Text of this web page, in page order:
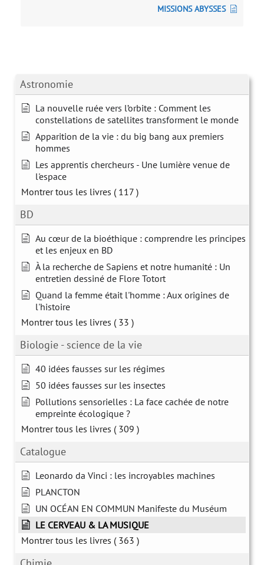
Astronomie
La nouvelle ruée vers l’orbite : Comment les
constellations de satellites transforment le monde
Apparition de la vie : du big bang aux premiers
hommes
Les apprentis chercheurs - Une lumière venue de
l'espace
Montrer tous les livres ( 117 )
BD
Au cœur de la bioéthique : comprendre les principes
et les enjeux en BD
À la recherche de Sapiens et notre humanité : Un
entretien dessiné de Flore Totort
Quand la femme était l'homme : Aux origines de
l'histoire
Montrer tous les livres ( 33 )
Biologie - science de la vie
40 idées fausses sur les régimes
50 idées fausses sur les insectes
Pollutions sensorielles : La face cachée de notre
empreinte écologique ?
Montrer tous les livres ( 309 )
Catalogue
Leonardo da Vinci : les incroyables machines
PLANCTON
UN OCÉAN EN COMMUN Manifeste du Muséum
LE CERVEAU & LA MUSIQUE
Montrer tous les livres ( 363 )
MISSIONS ABYSSES